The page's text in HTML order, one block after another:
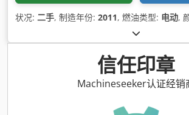
状况: 二手, 制造年份: 2011, 燃油类型: 电动,
信任印章
Machineseeker认证经销